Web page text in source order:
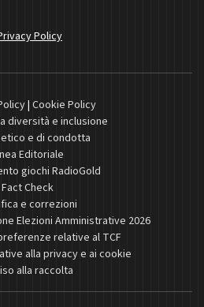
Policy
| Cookie Policy
diversità e inclusione
e di condotta
Editoriale
giochi RadioGold
Fact Check
e correzioni
Elezioni Amministrative 2026
relative al TCF
alla privacy e ai cookie
alla raccolta